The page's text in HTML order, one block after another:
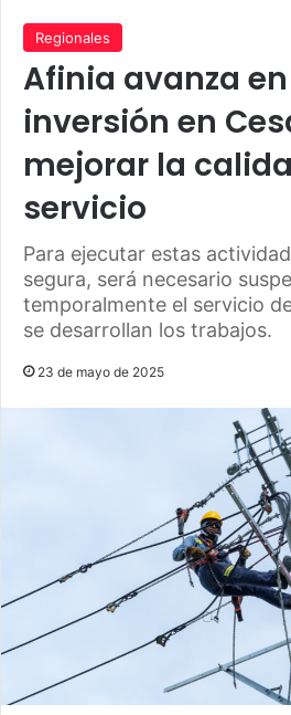
Regionales
Afinia avanza
inversión en
mejorar la
servicio
Para ejecutar estas
segura, será necesario
temporalmente el servicio
se desarrollan los trabajos.
23 de mayo de 2025